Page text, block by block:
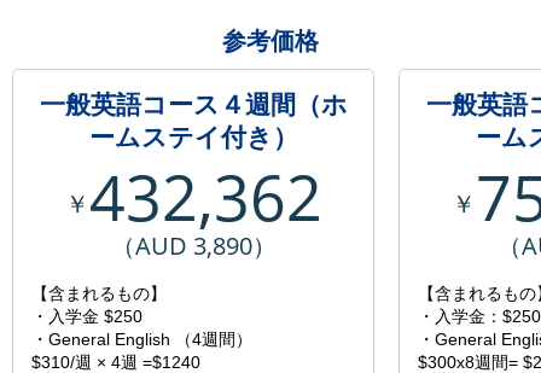
参考価格
一般英語コース４週間（ホ
ームステイ付き）
￥432,362
（AUD 3,890）
【含まれるもの】
・入学金 $250
・General English （4週間）
$310/週 × 4週 =$1240
一般英語
ーム
￥
（
【含まれるもの
・入学金：$250
・General
$300x8週間=